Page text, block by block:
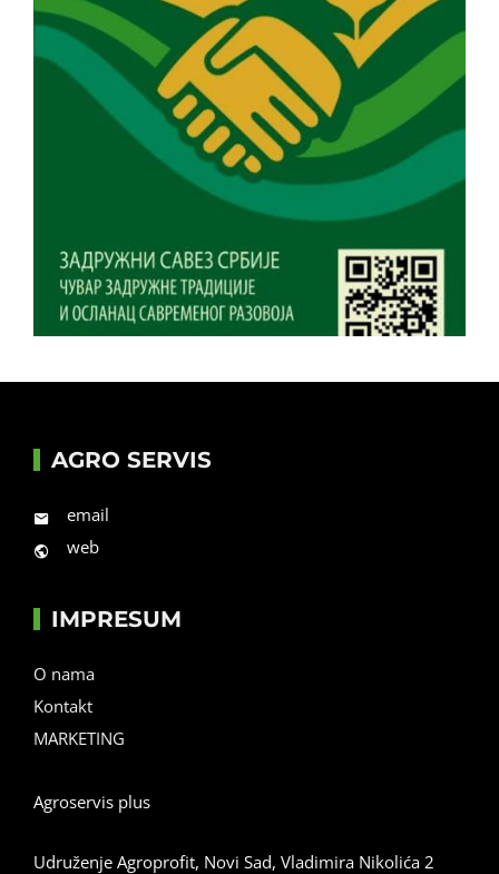
AGRO SERVIS
email
web
IMPRESUM
O nama
Kontakt
MARKETING
Agroservis plus
Udruženje Agroprofit, Novi Sad, Vladimira Nikolića 2